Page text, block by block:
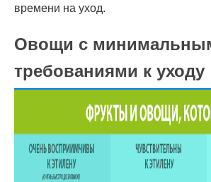
времени на уход.
Овощи с
требованиями к уходу